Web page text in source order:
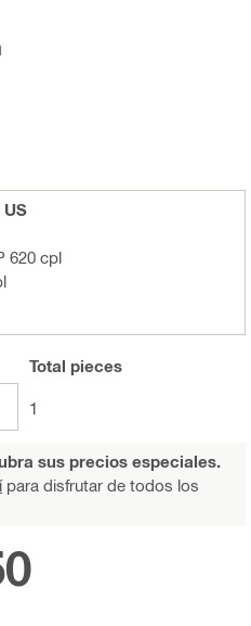
US
620 cpl
Total pieces
1
sus precios especiales.
para disfrutar de todos los